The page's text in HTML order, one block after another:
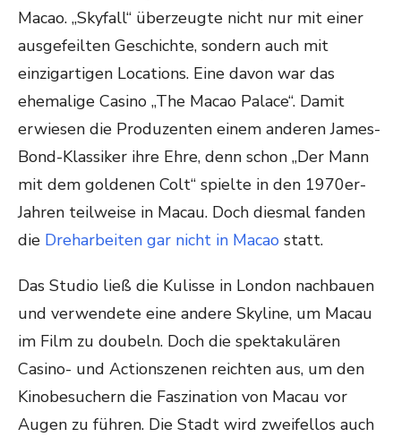
Macao. „Skyfall“ überzeugte nicht nur mit einer
ausgefeilten Geschichte, sondern auch mit
einzigartigen Locations. Eine davon war das
ehemalige Casino „The Macao Palace“. Damit
erwiesen die Produzenten einem anderen James-
Bond-Klassiker ihre Ehre, denn schon „Der Mann
mit dem goldenen Colt“ spielte in den 1970er-
Jahren teilweise in Macau. Doch diesmal fanden
die Dreharbeiten gar nicht in Macao statt.
Das Studio ließ die Kulisse in London nachbauen
und verwendete eine andere Skyline, um Macau
im Film zu doubeln. Doch die spektakulären
Casino- und Actionszenen reichten aus, um den
Kinobesuchern die Faszination von Macau vor
Augen zu führen. Die Stadt wird zweifellos auch